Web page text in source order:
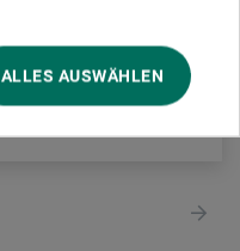
ALLES AUSWÄHLEN